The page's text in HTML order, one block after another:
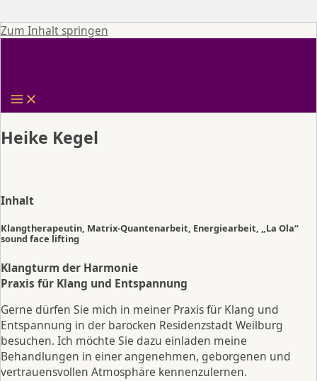
Zum Inhalt springen
Heike Kegel
Inhalt
Klangtherapeutin, Matrix-Quantenarbeit, Energiearbeit, „La Ola“
sound face lifting
Klangturm der Harmonie
Praxis für Klang und Entspannung
Gerne dürfen Sie mich in meiner Praxis für Klang und
Entspannung in der barocken Residenzstadt Weilburg
besuchen. Ich möchte Sie dazu einladen meine
Behandlungen in einer angenehmen, geborgenen und
vertrauensvollen Atmosphäre kennenzulernen.